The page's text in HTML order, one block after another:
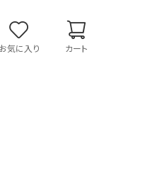
お気に入り カート